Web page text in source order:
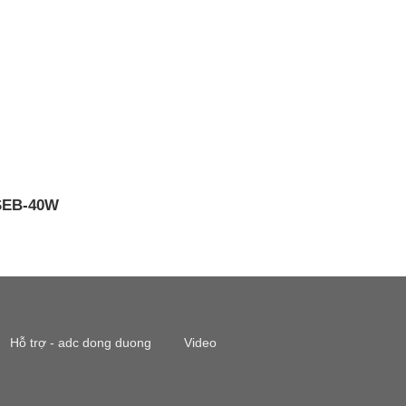
40W
Hỗ trợ - adc dong duong Video